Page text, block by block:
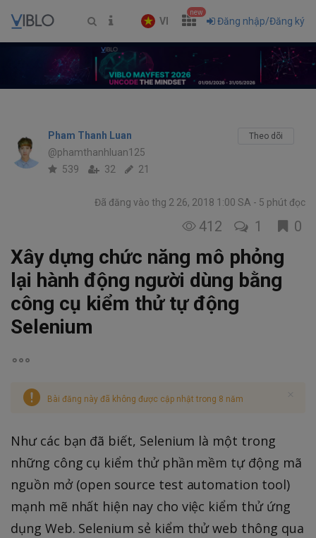
VI
new
Đăng nhập/Đăng ký
Pham Thanh Luan
@phamthanhluan125
Theo dõi
539 32 21
Đã đăng vào thg 2 26, 2018 1:00 SA 5 phút đọc
412 1 0
Xây dựng chức năng mô phỏng
lại hành động người dùng bằng
công cụ kiểm thử tự động
Selenium
Bài đăng này đã không được cập nhật trong 8 năm
Như các bạn đã biết, Selenium là một trong
những công cụ kiểm thử phần mềm tự động mã
nguồn mở (open source test automation tool)
mạnh mẽ nhất hiện nay cho việc kiểm thử ứng
dụng Web. Selenium sẻ kiểm thử web thông qua